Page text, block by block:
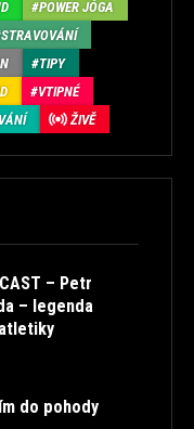
POWER JÓGA
STRAVOVÁNÍ
TIPY
VTIPNÉ
ŽIVĚ
– Petr
– legenda
do pohody